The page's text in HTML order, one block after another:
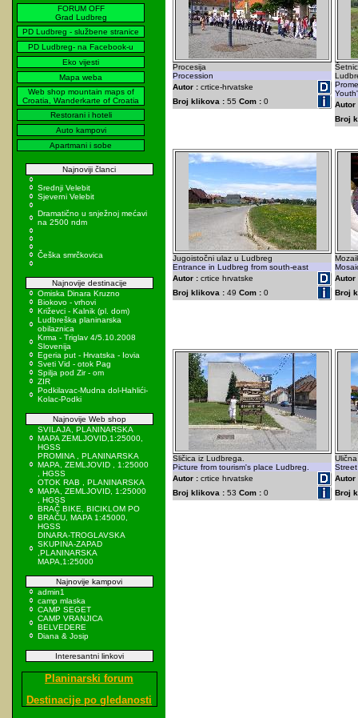
FORUM OFF
Grad Ludbreg
PD Ludbreg - službene stranice
PD Ludbreg- na Facebook-u
Eko vijesti
Mapa weba
Web shop mountain maps of
Croatia, Wanderkarte of Croatia
Restorani i hoteli
Auto kampovi
Apartmani i sobe
Najnoviji članci
Srednji Velebit
Sjeverni Velebit
Dramatično u snježnoj mećavi
na 2500 ndm
Češka smrčkovica
Najnovije destinacije
Omiska Dinara Kruzno
Biokovo - vrhovi
Križevci - Kalnik (pl. dom)
Ludbreška planinarska
obilaznica
Krma - Triglav 4/5.10.2008
Slovenija
Egeria put - Hrvatska - Iovia
Sveti Vid - otok Pag
Spilja pod Zir - om
ZIR
Podkilavac-Mudna dol-Hahlići-
Kolac-Podki
Najnovije Web shop
SVILAJA, PLANINARSKA
MAPA ZEMLJOVID,1:25000,
HGSS
PROMINA , PLANINARSKA
MAPA, ZEMLJOVID , 1:25000
, HGSS
OTOK RAB , PLANINARSKA
MAPA, ZEMLJOVID, 1:25000
, HGSS
BRAČ BIKE, BICIKLOM PO
BRAČU, MAPA 1:45000,
HGSS
DINARA-TROGLAVSKA
SKUPINA-ZAPAD
,PLANINARSKA
MAPA,1:25000
Najnovije kampovi
admin1
camp mlaska
CAMP SEGET
CAMP VRANJICA
BELVEDERE
Diana & Josip
Interesantni linkovi
Planinarski forum
Destinacije po gledanosti
Procesija
Procession
Autor : crtice-hrvatske
Broj klikova : 55 Com : 0
Autor
Broj
Jugoistočni ulaz u Ludbreg
Entrance in Ludbreg from south-east
Autor : crtice hrvatske
Broj klikova : 49 Com : 0
Autor
Broj
Sličica iz Ludbrega.
Picture from tourism's place Ludbreg.
Autor : crtice hrvatske
Broj klikova : 53 Com : 0
Autor
Broj